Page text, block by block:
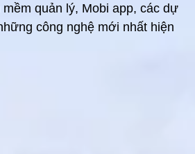
quản lý, Mobi app, các dự
công nghệ mới nhất hiện